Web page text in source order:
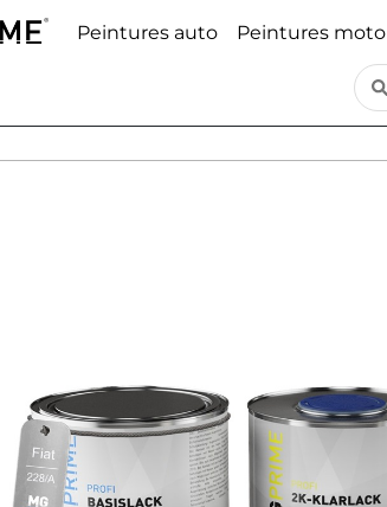
Peintures auto Peintures moto